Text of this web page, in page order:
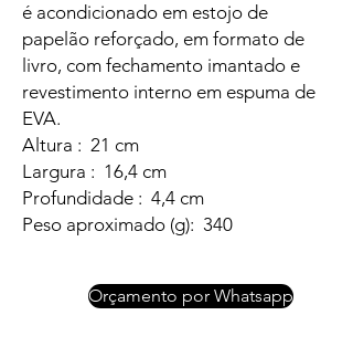
é acondicionado em estojo de
papelão reforçado, em formato de
livro, com fechamento imantado e
revestimento interno em espuma de
EVA.
Altura : 21 cm
Largura : 16,4 cm
Profundidade : 4,4 cm
Peso aproximado (g): 340
Orçamento por Whatsapp